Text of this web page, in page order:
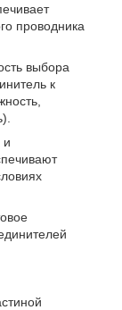
проводника
выбора
к
и